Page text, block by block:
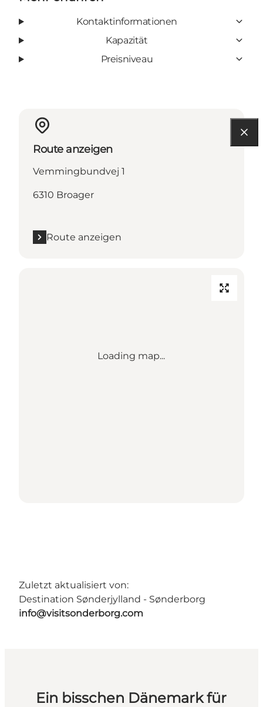
Kontaktinformationen
Kapazität
Preisniveau
Route anzeigen
Vemmingbundvej 1
6310 Broager
Route anzeigen
Loading map...
Zuletzt aktualisiert von:
Destination Sønderjylland - Sønderborg
info@visitsonderborg.com
Ein bisschen Dänemark für